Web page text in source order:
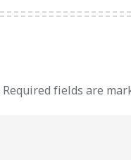
Required fields are